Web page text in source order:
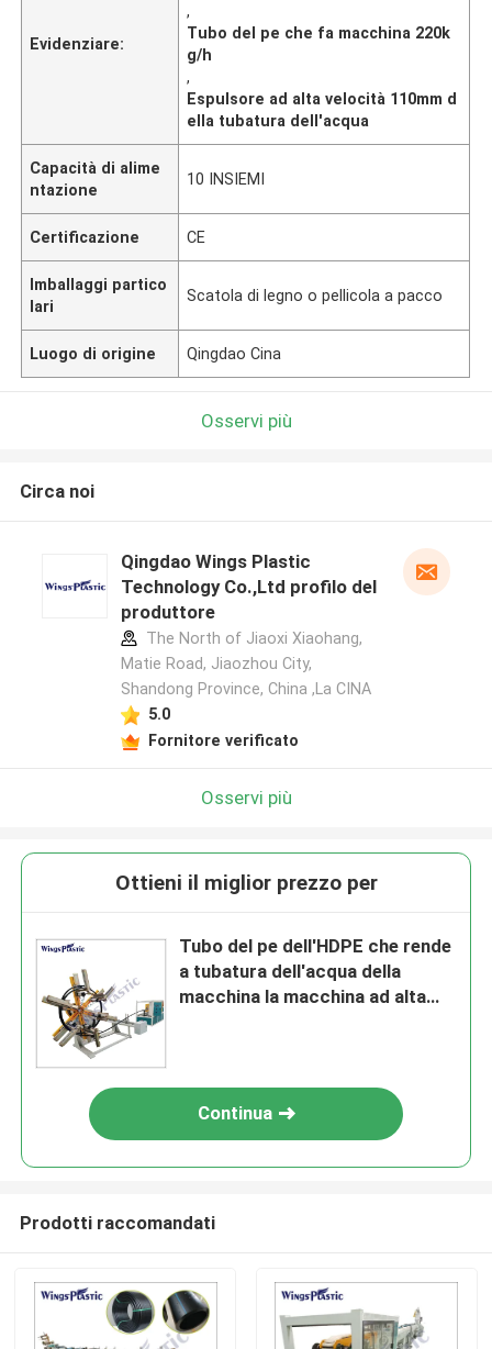
Evidenziare:
,
Tubo del pe che fa macchina 220k
g/h
,
Espulsore ad alta velocità 110mm d
ella tubatura dell'acqua
Capacità di alime
ntazione
10 INSIEMI
Certificazione CE
Imballaggi partico
lari
Scatola di legno o pellicola a pacco
Luogo di origine Qingdao Cina
Osservi più
Circa noi
Qingdao Wings Plastic
Technology Co.,Ltd profilo del
produttore
The North of Jiaoxi Xiaohang,
Matie Road, Jiaozhou City,
Shandong Province, China ,La CINA
5.0
Fornitore verificato
Osservi più
Ottieni il miglior prezzo per
Tubo del pe dell'HDPE che rende
a tubatura dell'acqua della
macchina la macchina ad alta
Continua
Prodotti raccomandati